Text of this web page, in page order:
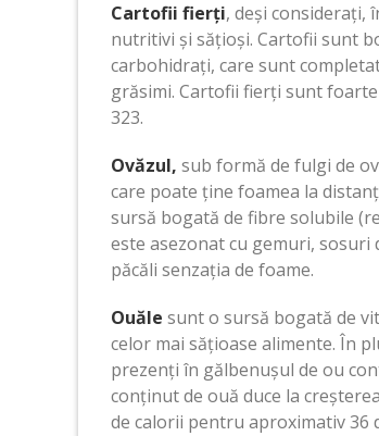
Cartofii fierți, deși considerați,
nutritivi și sățioși. Cartofii sunt
carbohidrați, care sunt
grăsimi. Cartofii fierți sunt
323.
Ovăzul, sub formă de fulgi de
care poate ține foamea la
sursă bogată de fibre solubile
este asezonat cu gemuri,
păcăli senzația de foame.
Ouăle sunt o sursă bogată de
celor mai sățioase alimente. În
prezenți în gălbenușul de ou
conținut de ouă duce la
de calorii pentru aproximativ 36